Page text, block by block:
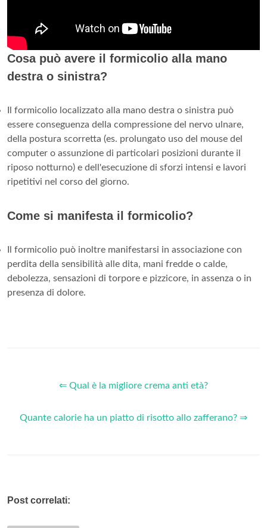
Cosa può avere il formicolio alla mano
destra o sinistra?
Il formicolio localizzato alla mano destra o sinistra può
essere conseguenza della compressione del nervo ulnare,
della postura scorretta (es. prolungato uso del mouse del
computer o assunzione di particolari posizioni durante il
riposo notturno) e dell'esecuzione di sforzi intensi e lavori
ripetitivi nel corso del giorno.
Come si manifesta il formicolio?
Il formicolio può inoltre manifestarsi in associazione con
perdita della sensibilità alle dita, mani fredde o calde,
debolezza, sensazioni di torpore e pizzicore, in assenza o in
presenza di dolore.
⇐ Qual è la migliore crema anti età?
Quante calorie ha un piatto di risotto allo zafferano? ⇒
Post correlati: